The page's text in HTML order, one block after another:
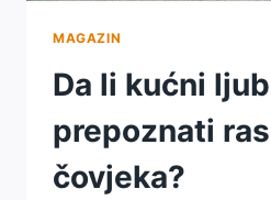
MAGAZIN
Da li kućni
prepoznati
čovjeka?